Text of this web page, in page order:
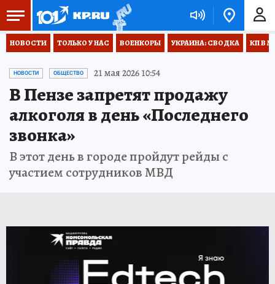
НОВОСТИ ТОЛЬКО У НАС ВОЕНКОРЫ УКРАИНА: СВОДКА КП В
НОВОСТИ ОБЩЕСТВО 21 мая 2026 10:54
В Пензе запретят продажу
алкоголя в день «Последнего
звонка»
В этот день в городе пройдут рейды с
участием сотрудников МВД